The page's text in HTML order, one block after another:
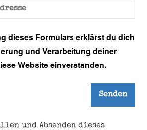
dieses Formulars erklärst du dich
und Verarbeitung deiner
Website einverstanden.
und Absenden dieses